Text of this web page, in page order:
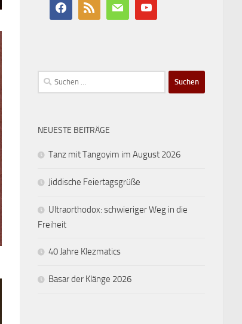
Suchen
nach:
NEUESTE BEITRÄGE
Tanz mit Tangoyim im August 2026
Jiddische Feiertagsgrüße
Ultraorthodox: schwieriger Weg in die
Freiheit
40 Jahre Klezmatics
Basar der Klänge 2026